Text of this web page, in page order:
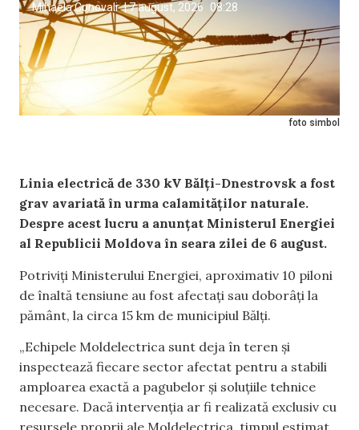
foto simbol
Mihaela Conovali |7 august, 2026 08:28
Linia electrică de 330 kV Bălți-Dnestrovsk a fost
grav avariată în urma calamităților naturale.
Despre acest lucru a anunțat Ministerul Energiei
al Republicii Moldova în seara zilei de 6 august.
Potriviți Ministerului Energiei, aproximativ 10 piloni
de înaltă tensiune au fost afectați sau doborâți la
pământ, la circa 15 km de municipiul Bălți.
„Echipele Moldelectrica sunt deja în teren și
inspectează fiecare sector afectat pentru a stabili
amploarea exactă a pagubelor și soluțiile tehnice
necesare. Dacă intervenția ar fi realizată exclusiv cu
resursele proprii ale Moldelectrica, timpul estimat